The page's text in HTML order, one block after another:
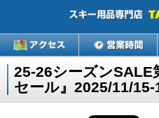
25-26シーズンSALE
セール』2025/11/15-